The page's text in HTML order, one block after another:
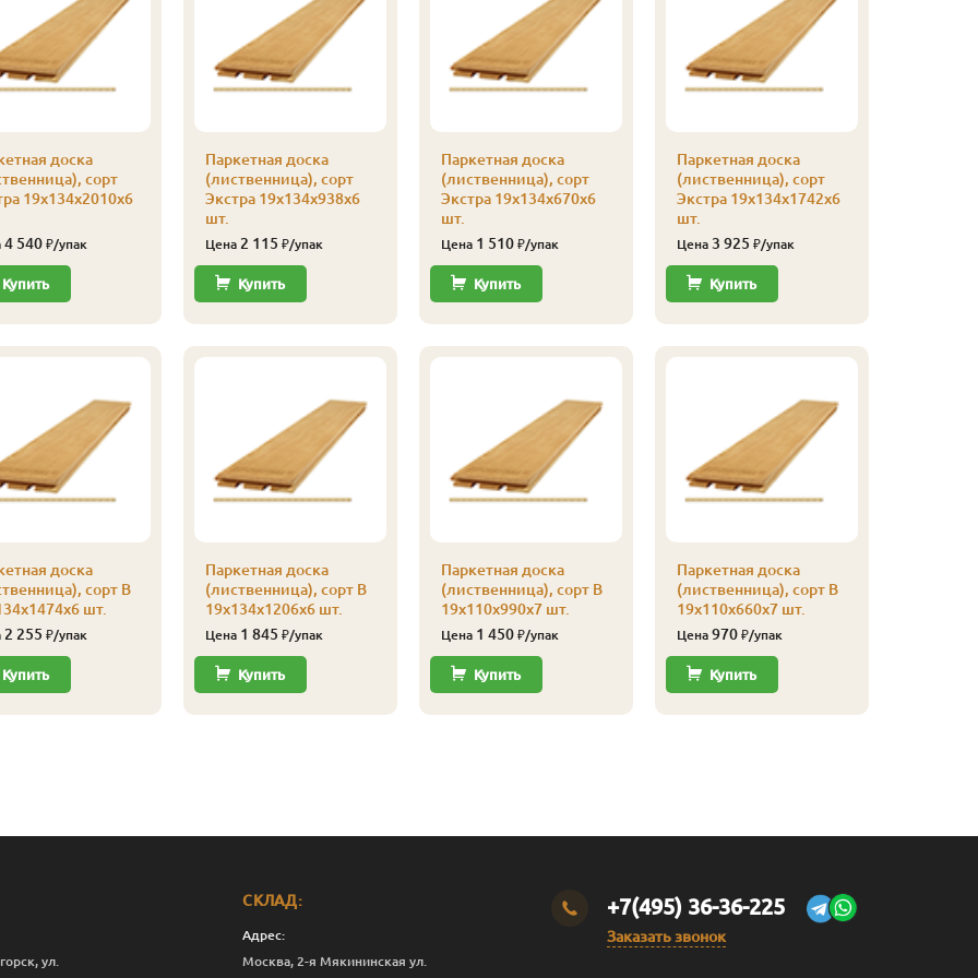
доска
сорт
19х134х2010х6
4 540₽/упак
Купить
доска
сорт В
шт.
2 255 ₽/упак
Купить
Паркетная доска
(лиственница), сорт
Экстра 19х134х938х6
шт.
Цена 2 115 ₽/упак
Купить
Паркетная доска
(лиственница), сорт В
19х134х1206х6 шт.
Цена 1 845 ₽/упак
Купить
Паркетная доска
(лиственница), сорт
Экстра 19х134х670х6
шт.
Цена 1 510₽/упак
Купить
Паркетная доска
(лиственница), сорт В
19х110х990х7 шт.
Цена 1 450₽/упак
Купить
Паркетная доска
(лиственница), сорт
Экстра 19х134х1742х6
шт.
Цена 3 925 ₽/упак
Купить
Паркетная доска
(лиственница), сорт В
19х110х660х7 шт.
Цена 970₽/упак
Купить
ул.
СКЛАД:
Адрес:
Москва, 2-я Мякининская ул.
+7(495) 36-36-225
Заказать звонок